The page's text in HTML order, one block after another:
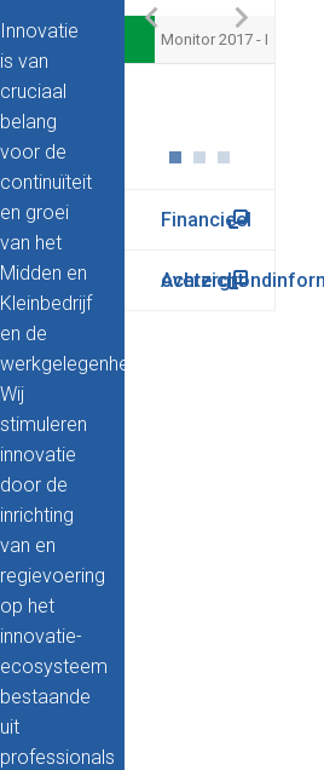
Innovatie
is van
cruciaal
belang
voor de
continuïteit
en groei
van het
Midden en
Kleinbedrijf
en de
werkgelegenheid.
Wij
stimuleren
innovatie
door de
inrichting
van en
regievoering
op het
innovatie-
ecosysteem
bestaande
uit
professionals
Kwaliteit van Overijssel
Monitor 2017 - I
Financieel
overzicht